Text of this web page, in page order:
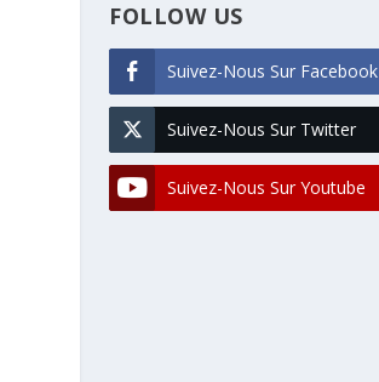
FOLLOW US
Suivez-Nous Sur Facebook
Suivez-Nous Sur Twitter
Suivez-Nous Sur Youtube